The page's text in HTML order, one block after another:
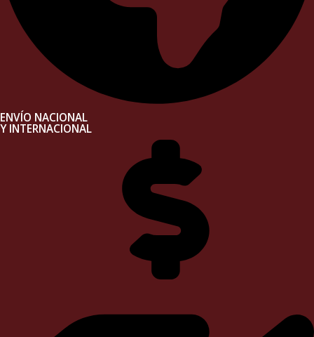
ENVÍO NACIONAL
Y INTERNACIONAL